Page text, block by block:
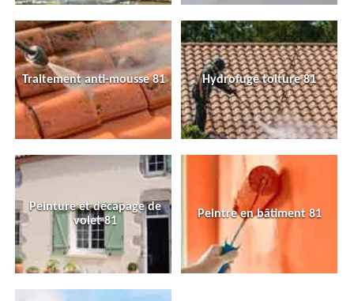
Traitement anti-mousse 81 Hydrofuge toiture 81
Peinture et décapage de
volet 81
Peintre en bâtiment 81